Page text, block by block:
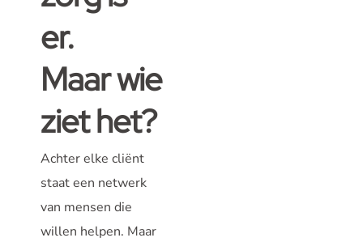
er.
Maar wie
ziet het?
Achter elke cliënt
staat een netwerk
van mensen die
willen helpen. Maar